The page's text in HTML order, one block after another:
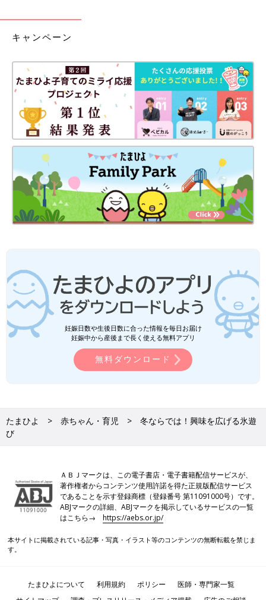
キャンペーン
妊娠日数や生後日数に合った情報を毎日お届け
妊娠中から産後まで長く使える無料アプリ
無料ダウンロード
たまひよ 赤ちゃん・育児
冬ならでは！興味を広げる氷遊
び
ＡＢＪマークは、この電子書店・電子書籍配信サービスが、
著作権者からコンテンツ使用許諾を得た正規版配信サービス
であることを示す登録商標（登録番号 第11091000号）です。
ABJマークの詳細、ABJマークを掲示しているサービスの一覧
はこちら→https://aebs.or.jp/
本サイトに掲載されている記事・写真・イラスト等のコンテンツの無断転載を禁じま
す。
たまひよについて 利用規約 ポリシー
医師・専門家一覧